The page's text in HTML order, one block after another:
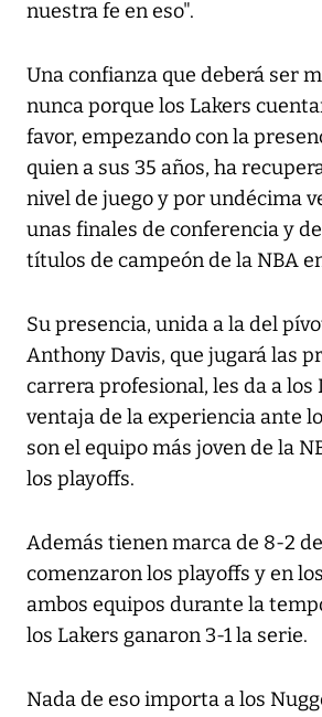
nuestra fe en eso".
Una confianza que deberá ser
nunca porque los Lakers
favor, empezando con la
quien a sus 35 años, ha
nivel de juego y por undécima
unas finales de conferencia y
títulos de campeón de la NBA
Su presencia, unida a la del
Anthony Davis, que jugará las
carrera profesional, les da a los
ventaja de la experiencia ante
son el equipo más joven de la
los playoffs.
Además tienen marca de 8-2
comenzaron los playoffs y en
ambos equipos durante la
los Lakers ganaron 3-1 la serie.
Nada de eso importa a los